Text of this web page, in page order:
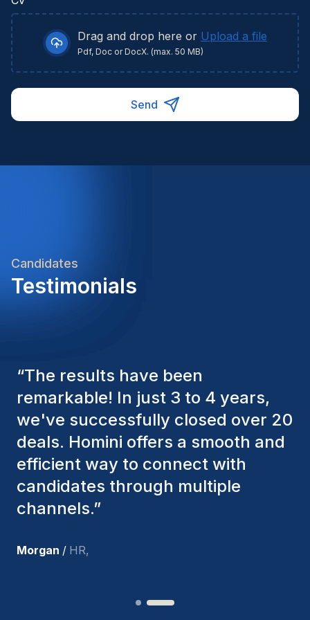
Drag and drop here or Upload a file
Pdf, Doc or DocX. (max. 50 MB)
Send
Candidates
Testimonials
“The Homini consultants have
consistently considered various
factors to ensure they present the
best candidates. The individuals
we've hired are still with us, and
I’m truly pleased with the new
team members.
Joakin / Deputy-AMLCO